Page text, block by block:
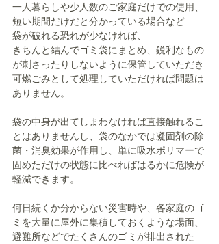
一人暮らしや少人数のご家庭だけでの使用、
短い期間だけだと分かっている場合など
袋が破れる恐れが少なければ、
きちんと結んでゴミ袋にまとめ、鋭利なもの
が刺さったりしないように保管していただき
可燃ごみとして処理していただければ問題は
ありません。
袋の中身が出てしまわなければ直接触れるこ
とはありませんし、袋のなかでは凝固剤の除
菌・消臭効果が作用し、単に吸水ポリマーで
固めただけの状態に比べればはるかに危険が
軽減できます。
何日続くか分からない災害時や、各家庭のゴ
ミを大量に屋外に集積しておくような場面、
避難所などでたくさんのゴミが排出された